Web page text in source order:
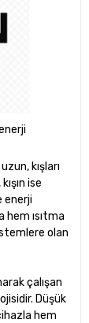
kışları
ise
enerji
hem ısıtma
olan
çalışan
Düşük
hem